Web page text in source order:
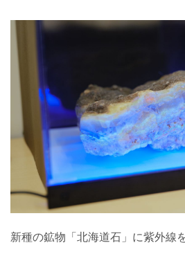
新種の鉱物「北海道石」に紫外線